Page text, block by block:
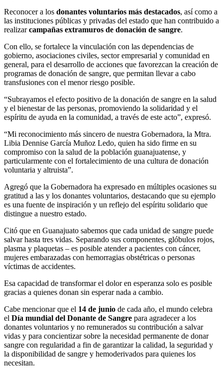
Reconocer a los donantes voluntarios más destacados, así como a
las instituciones públicas y privadas del estado que han contribuido a
realizarcampañas extramuros de donación de sangre.
Con ello, se fortalece la vinculación con las dependencias de
gobierno, asociaciones civiles, sector empresarial y comunidad en
general, para el desarrollo de acciones que favorezcan la creación de
programas de donación de sangre, que permitan llevar a cabo
transfusiones con el menor riesgo posible.
“Subrayamos el efecto positivo de la donación de sangre en la salud
y el bienestar de las personas, promoviendo la solidaridad y el
espíritu de ayuda en la comunidad, a través de este acto”, expresó.
“Mi reconocimiento más sincero de nuestra Gobernadora, la Mtra.
Libia Dennise García Muñoz Ledo, quien ha sido firme en su
compromiso con la salud de la población guanajuatense, y
particularmente con el fortalecimiento de una cultura de donación
voluntaria y altruista”.
Agregó que la Gobernadora ha expresado en múltiples ocasiones su
gratitud a las y los donantes voluntarios, destacando que su ejemplo
es una fuente de inspiración y un reflejo del espíritu solidario que
distingue a nuestro estado.
Citó que en Guanajuato sabemos que cada unidad de sangre puede
salvar hasta tres vidas. Separando sus componentes, glóbulos rojos,
plasma y plaquetas – es posible atender a pacientes con cáncer,
mujeres embarazadas con hemorragias obstétricas o personas
víctimas de accidentes.
Esa capacidad de transformar el dolor en esperanza solo es posible
gracias a quienes donan sin esperar nada a cambio.
Cabe mencionar que el 14 de junio de cada año, el mundo celebra
el Día mundial del Donante de Sangre para agradecer a los
donantes voluntarios y no remunerados su contribución a salvar
vidas y para concientizar sobre la necesidad permanente de donar
sangre con regularidad a fin de garantizar la calidad, la seguridad y
la disponibilidad de sangre y hemoderivados para quienes los
necesitan.